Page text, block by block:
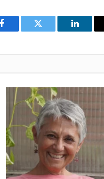
Facebook Twitter